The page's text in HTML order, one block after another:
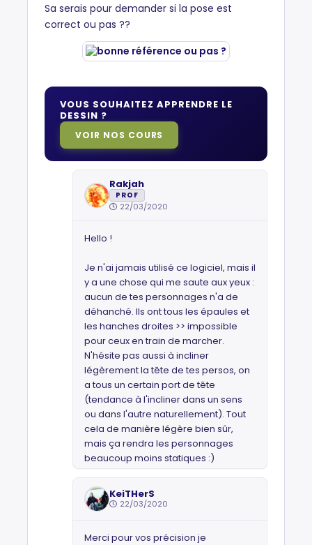
Sa serais pour demander si la pose est
correct ou pas ??
VOUS SOUHAITEZ APPRENDRE LE
DESSIN ?
VOIR NOS COURS
Rakjah
PROF
22/03/2020
Hello !
Je n'ai jamais utilisé ce logiciel, mais il
y a une chose qui me saute aux yeux :
aucun de tes personnages n'a de
déhanché. Ils ont tous les épaules et
les hanches droites >> impossible
pour ceux en train de marcher.
N'hésite pas aussi à incliner
légèrement la tête de tes persos, on
a tous un certain port de tête
(tendance à l'incliner dans un sens
ou dans l'autre naturellement). Tout
cela de manière légère bien sûr,
mais ça rendra les personnages
beaucoup moins statiques :)
KeiTHerS
22/03/2020
Merci pour vos précision je